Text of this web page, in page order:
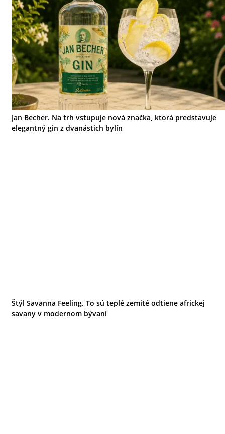
Jan Becher. Na trh vstupuje nová značka, ktorá predstavuje
elegantný gin z dvanástich bylín
Štýl Savanna Feeling. To sú teplé zemité odtiene africkej
savany v modernom bývaní